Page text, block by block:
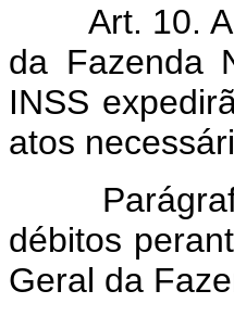
Art. 10.
da Fazenda
INSS
atos
Parágrafo
débitos
Geral da